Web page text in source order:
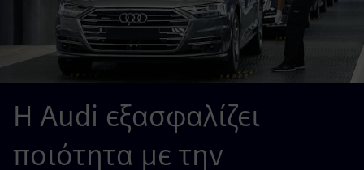
Η Audi εξασφαλίζει
ποιότητα με την